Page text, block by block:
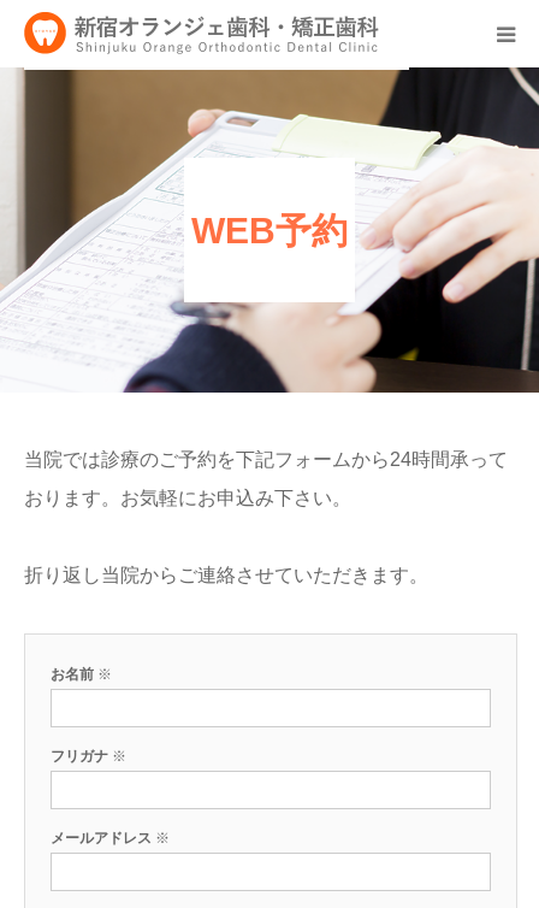
WEB予約
当院では診療のご予約を下記フォームから24時間承って
おります。お気軽にお申込み下さい。
折り返し当院からご連絡させていただきます。
お名前 ※
フリガナ ※
メールアドレス ※
初めての方へ
矯正治療へのこだわり
料金
採用情報
TEL. 03-3352-6480